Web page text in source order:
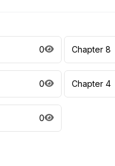
0 Chapter 8
0 Chapter 4
0